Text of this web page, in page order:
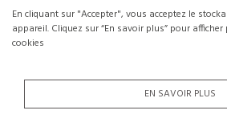
En cliquant sur "Accepter", vous acceptez le
appareil. Cliquez sur “En savoir plus” pour
cookies
EN SAVOIR PLUS